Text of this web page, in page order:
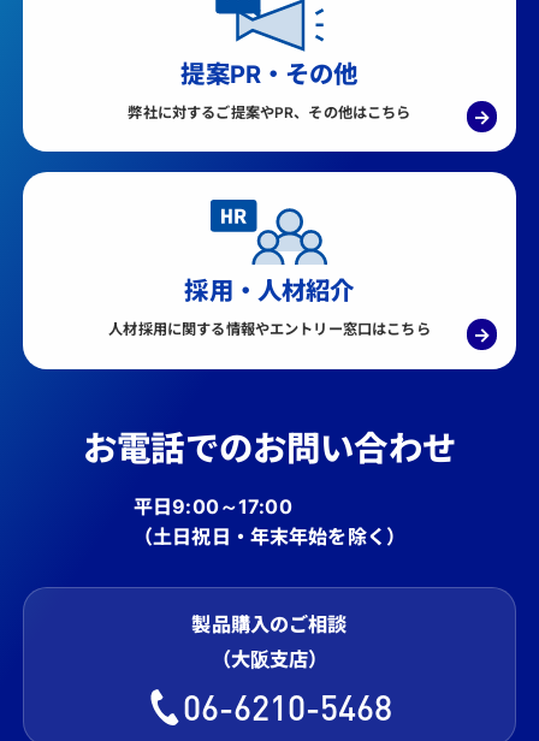
提案PR・その他
弊社に対するご提案やPR、その他はこちら →
採用・人材紹介
人材採用に関する情報やエントリー窓口はこちら →
お電話でのお問い合わせ
平日9:00～17:00
（土日祝日・年末年始を除く）
製品購入のご相談
（大阪支店）
06-6210-5468